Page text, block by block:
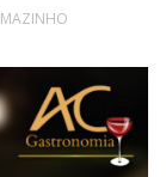
MAZINHO